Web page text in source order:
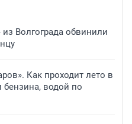
Волгограда обвинили
Как проходит лето в
бензина, водой по